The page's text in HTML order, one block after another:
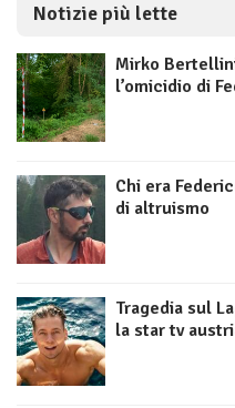
Notizie più lette
Mirko
l’omicidio di
Chi era
di altruismo
Tragedia sul
la star tv